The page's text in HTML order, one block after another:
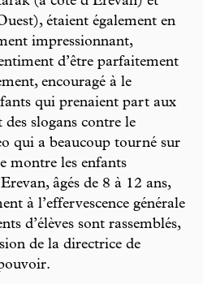
étaient également en
impressionnant,
d’être parfaitement
encouragé à le
qui prenaient part aux
slogans contre le
qui a beaucoup tourné sur
montre les enfants
âgés de 8 à 12 ans,
à l’effervescence générale
d’élèves sont rassemblés,
de la directrice de